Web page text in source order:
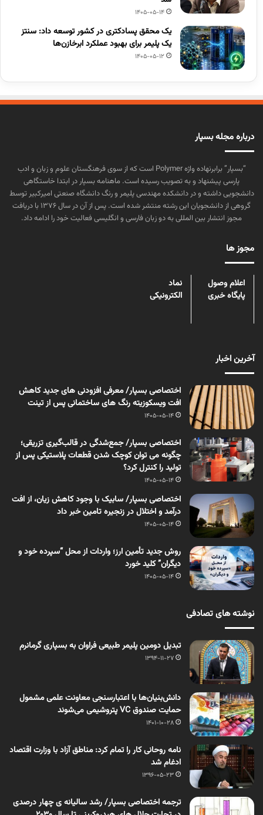
1405-05-14
یک محقق پسادکتری در کشور توسعه داد: سنتز
یک پلیمر برای بهبود عملکرد ابرخازن‌ها
1405-05-12
درباره مجله بسپار
“بسپار” برابرنهاده واژه Polymer است که از سوی فرهنگستان علوم و زبان و ادب
پارسی پیشنهاد و به تصویب رسیده است. ماهنامه بسپار در ابتدا خاستگاهی
دانشجویی داشته و در دانشکده مهندسی پلیمر و رنگ دانشگاه صنعتی امیرکبیر توسط
گروهی از دانشجویان این رشته منتشر شده است. پس از آن در سال ۱۳۷۶ با دریافت
مجوز انتشار بین المللی به دو زبان فارسی و انگلیسی فعالیت خود را ادامه داد.
مجوز ها
اعلام وصول
پایگاه خبری
نماد
الکترونیکی
آخرین اخبار
اختصاصی بسپار/ معرفی افزودنی های جدید کاهش
افت ویسکوزیته رنگ های ساختمانی پس از تینت
1405-05-14
اختصاصی بسپار/ جمع‌شدگی در قالب‌گیری تزریقی؛
چگونه می توان کوچک شدن قطعات پلاستیکی پس از
تولید را کنترل کرد؟
1405-05-14
اختصاصی بسپار/ سابیک با وجود کاهش زیان، از افت
درآمد و اختلال در زنجیره تامین خبر داد
1405-05-14
روش جدید تأمین ارز؛ واردات از محل “سپرده خود و
دیگران” کلید خورد
1405-05-14
نوشته های تصادفی
تبدیل دومین پلیمر طبیعی فراوان به بسپاری گرمانرم
1394-11-27
دانش‌بنیان‌ها با اعتبارسنجی معاونت علمی مشمول
حمایت صندوق VC پتروشیمی می‌شوند
1401-10-28
نامه روحانی کار را تمام کرد: مناطق آزاد با وزارت اقتصاد
ادغام شد
1396-05-23
ترجمه اختصاصی بسپار/ رشد سالیانه­ ی چهار درصدی